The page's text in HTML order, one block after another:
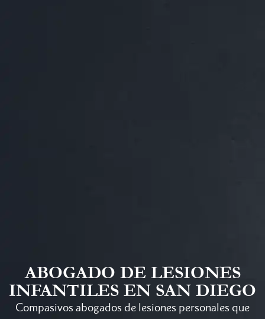
ABOGADO DE LESIONES
INFANTILES EN SAN DIEGO
Compasivos abogados de lesiones personales que